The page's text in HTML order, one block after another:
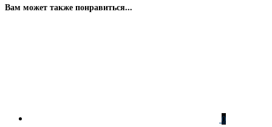
Вам может также понравиться...
0